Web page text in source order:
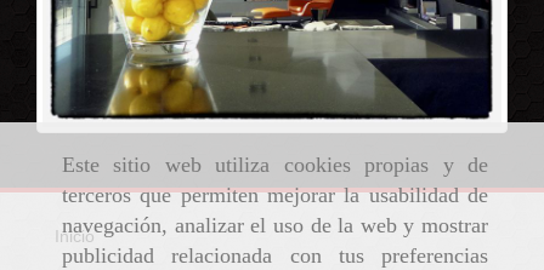
Este sitio web utiliza cookies propias y de
terceros que permiten mejorar la usabilidad de
navegación, analizar el uso de la web y mostrar
publicidad relacionada con tus preferencias
Inicio